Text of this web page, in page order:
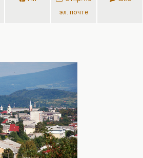
эл. почте